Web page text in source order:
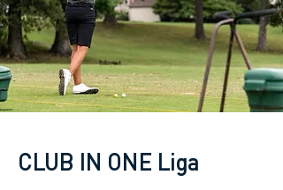
CLUB IN ONE Liga